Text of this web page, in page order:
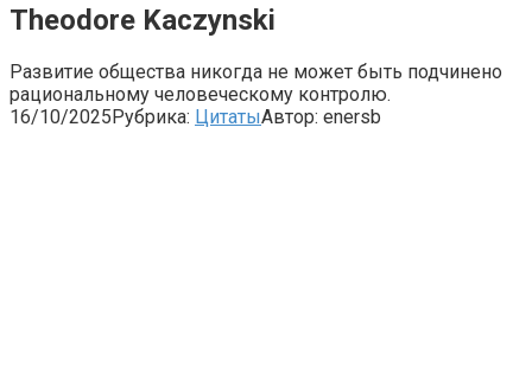
Theodore Kaczynski
Развитие общества никогда не может быть подчинено
рациональному человеческому контролю.
16/10/2025Рубрика: ЦитатыАвтор: enersb